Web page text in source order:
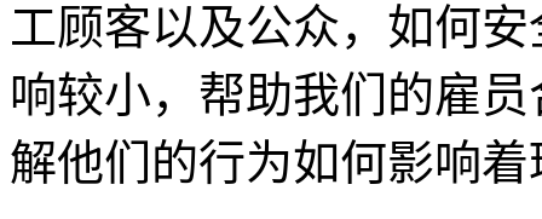
工顾客以及公众，如何
响较小，帮助我们的雇
解他们的行为如何影响着